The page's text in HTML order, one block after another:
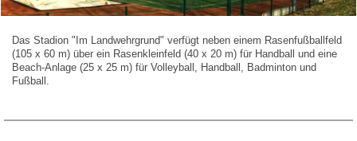
Das Stadion "Im Landwehrgrund" verfügt neben einem Rasenfußballfeld
(105 x 60 m) über ein Rasenkleinfeld (40 x 20 m) für Handball und eine
Beach-Anlage (25 x 25 m) für Volleyball, Handball, Badminton und
Fußball.